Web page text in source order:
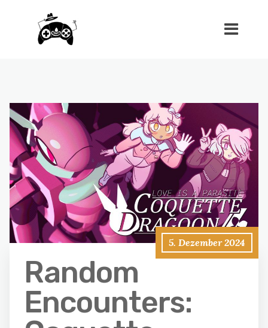
5. Dezember 2024
Random
Encounters: